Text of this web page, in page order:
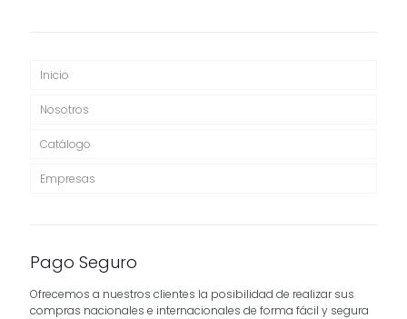
Inicio
Nosotros
Catálogo
Empresas
Pago Seguro
Ofrecemos a nuestros clientes la posibilidad de realizar sus
compras nacionales e internacionales de forma fácil y segura